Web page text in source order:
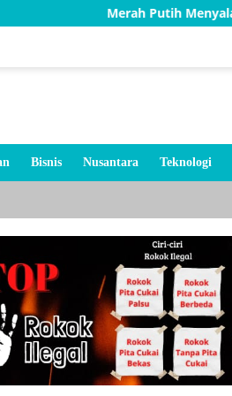
Merah Putih Menyala di Jembatan
Bisnis Nusantara Teknologi